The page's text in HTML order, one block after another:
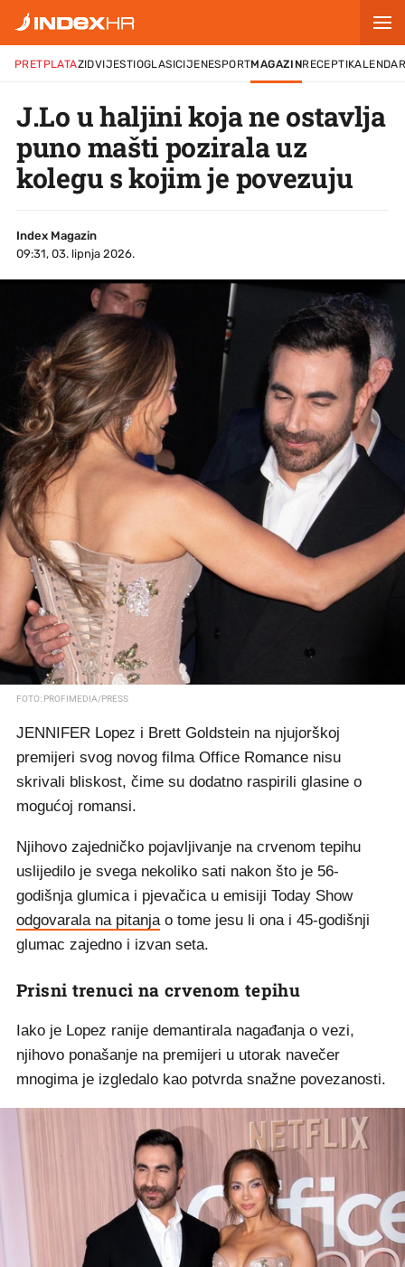
PRETPLATAZIDVIJESTIOGLASICIJENESPORTMAGAZINRECEPTI
J.Lo u haljini koja ne ostavlja
puno mašti pozirala uz
kolegu s kojim je povezuju
Index Magazin
09:31, 03. lipnja 2026.
FOTO: PROFIMEDIA/PRESS
JENNIFER Lopez i Brett Goldstein na njujorškoj
premijeri svog novog filma Office Romance nisu
skrivali bliskost, čime su dodatno raspirili glasine o
mogućoj romansi.
Njihovo zajedničko pojavljivanje na crvenom tepihu
uslijedilo je svega nekoliko sati nakon što je 56-
godišnja glumica i pjevačica u emisiji Today Show
odgovarala na pitanjao tome jesu li ona i 45-godišnji
glumac zajedno i izvan seta.
Prisni trenuci na crvenom tepihu
Iako je Lopez ranije demantirala nagađanja o vezi,
njihovo ponašanje na premijeri u utorak navečer
mnogima je izgledalo kao potvrda snažne povezanosti.